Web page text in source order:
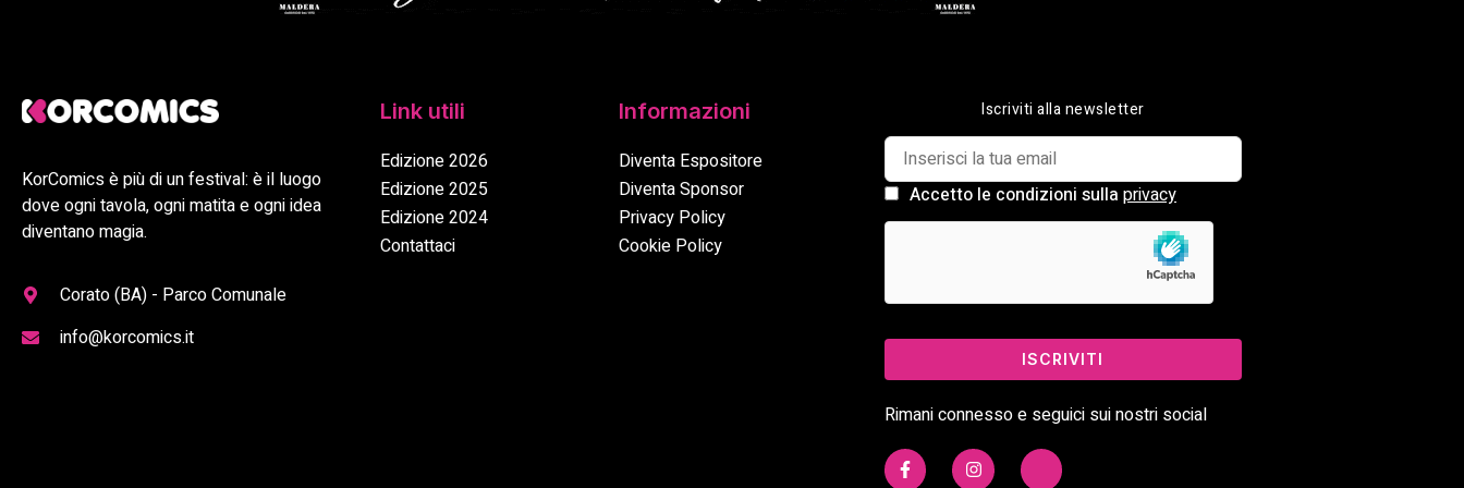
KorComics è più di un festival: è il luogo
dove ogni tavola, ogni matita e ogni idea
diventano magia.
Corato (BA) - Parco Comunale
info@korcomics.it
Link utili
Edizione 2026
Edizione 2025
Edizione 2024
Contattaci
Informazioni
Diventa Espositore
Diventa Sponsor
Privacy Policy
Cookie Policy
Iscriviti alla newsletter
Accetto le condizioni sulla privacy
ISCRIVITI
Rimani connesso e seguici sui nostri social